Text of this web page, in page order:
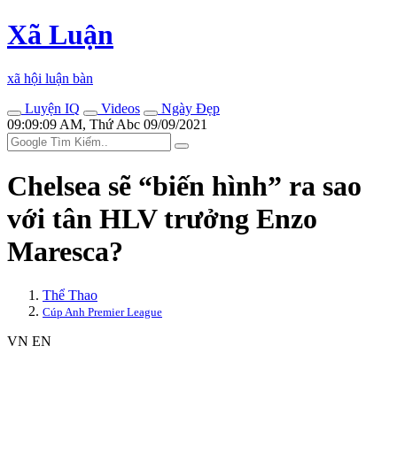
Xã Luận
xã hội luận bàn
Luyện IQ
Videos
Ngày Đẹp
09:09:09 AM, Thứ Abc 09/09/2021
Chelsea sẽ “biến hình” ra sao
với tân HLV trưởng Enzo
Maresca?
Thể Thao
Cúp Anh Premier League
VN EN